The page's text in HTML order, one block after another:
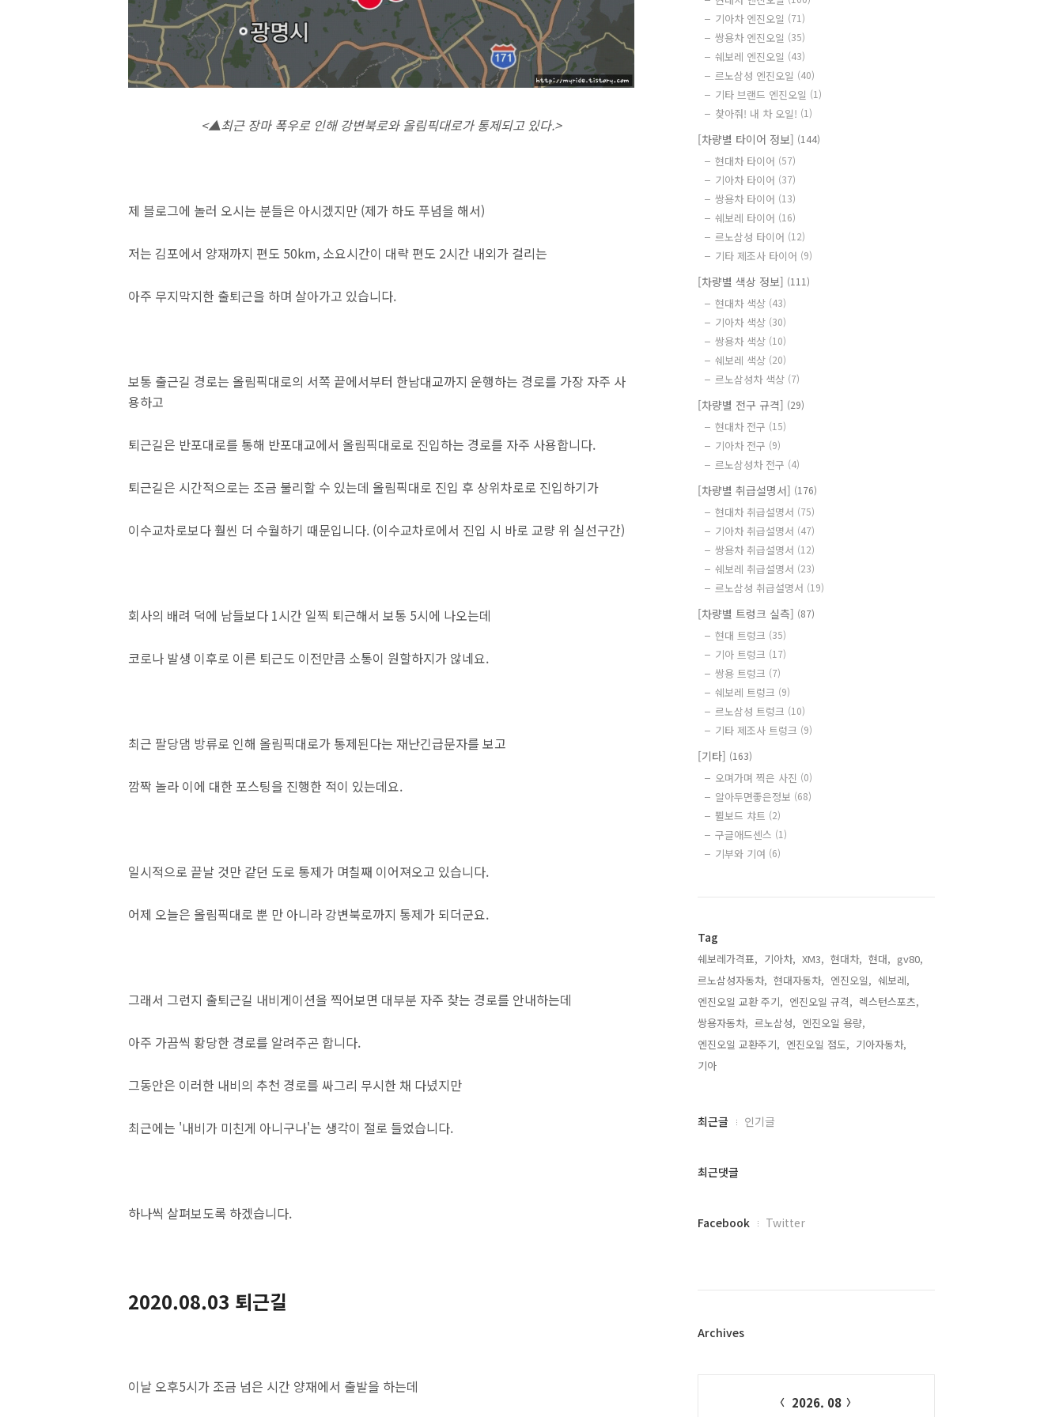
<▲최근 장마 폭우로 인해 강변북로와 올림픽대로가 통제되고 있다.>
제 블로그에 놀러 오시는 분들은 아시겠지만 (제가 하도 푸념을 해서)
저는 김포에서 양재까지 편도 50km, 소요시간이 대략 편도 2시간 내외가 걸리는
아주 무지막지한 출퇴근을 하며 살아가고 있습니다.
보통 출근길 경로는 올림픽대로의 서쪽 끝에서부터 한남대교까지 운행하는 경로를 가장 자주 사
용하고
퇴근길은 반포대로를 통해 반포대교에서 올림픽대로로 진입하는 경로를 자주 사용합니다.
퇴근길은 시간적으로는 조금 불리할 수 있는데 올림픽대로 진입 후 상위차로로 진입하기가
이수교차로보다 훨씬 더 수월하기 때문입니다. (이수교차로에서 진입 시 바로 교량 위 실선구간)
회사의 배려 덕에 남들보다 1시간 일찍 퇴근해서 보통 5시에 나오는데
코로나 발생 이후로 이른 퇴근도 이전만큼 소통이 원할하지가 않네요.
최근 팔당댐 방류로 인해 올림픽대로가 통제된다는 재난긴급문자를 보고
깜짝 놀라 이에 대한 포스팅을 진행한 적이 있는데요.
일시적으로 끝날 것만 같던 도로 통제가 며칠째 이어져오고 있습니다.
어제 오늘은 올림픽대로 뿐 만 아니라 강변북로까지 통제가 되더군요.
그래서 그런지 출퇴근길 내비게이션을 찍어보면 대부분 자주 찾는 경로를 안내하는데
아주 가끔씩 황당한 경로를 알려주곤 합니다.
그동안은 이러한 내비의 추천 경로를 싸그리 무시한 채 다녔지만
최근에는 '내비가 미친게 아니구나'는 생각이 절로 들었습니다.
하나씩 살펴보도록 하겠습니다.
2020.08.03 퇴근길
이날 오후5시가 조금 넘은 시간 양재에서 출발을 하는데
기아차 엔진오일 (71)
쌍용차 엔진오일 (35)
쉐보레 엔진오일 (43)
르노삼성 엔진오일 (40)
기타 브랜드 엔진오일 (1)
찾아줘! 내 차 오일! (1)
[차량별 타이어 정보] (144)
현대차 타이어 (57)
기아차 타이어 (37)
쌍용차 타이어 (13)
쉐보레 타이어 (16)
르노삼성 타이어 (12)
기타 제조사 타이어 (9)
[차량별 색상 정보] (111)
현대차 색상 (43)
기아차 색상 (30)
쌍용차 색상 (10)
쉐보레 색상 (20)
르노삼성차 색상 (7)
[차량별 전구 규격] (29)
현대차 전구 (15)
기아차 전구 (9)
르노삼성차 전구 (4)
[차량별 취급설명서] (176)
현대차 취급설명서 (75)
기아차 취급설명서 (47)
쌍용차 취급설명서 (12)
쉐보레 취급설명서 (23)
르노삼성 취급설명서 (19)
[차량별 트렁크 실측] (87)
현대 트렁크 (35)
기아 트렁크 (17)
쌍용 트렁크 (7)
쉐보레 트렁크 (9)
르노삼성 트렁크 (10)
기타 제조사 트렁크 (9)
[기타] (163)
오며가며 찍은 사진 (0)
알아두면좋은정보 (68)
쀨보드 챠트 (2)
구글애드센스 (1)
기부와 기여 (6)
Tag
쉐보레가격표, 기아차, XM3, 현대차, 현대, gv80,
르노삼성자동차, 현대자동차, 엔진오일, 쉐보레,
엔진오일 교환 주기, 엔진오일 규격, 렉스턴스포츠,
쌍용자동차, 르노삼성, 엔진오일 용량,
엔진오일 교환주기, 엔진오일 점도, 기아자동차,
기아,
최
과
글
최근글 인기글
최근댓글
페
플
Facebook Twitter
Archives
2026. 08